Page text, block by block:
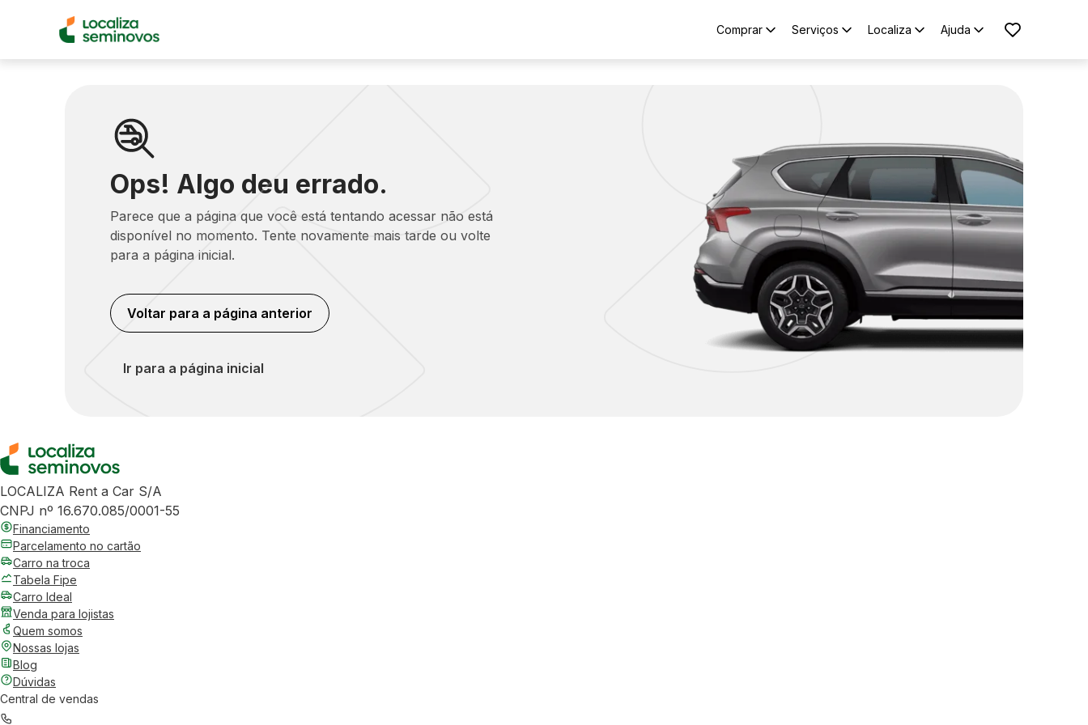
Comprar Serviços Localiza Ajuda
Ops! Algo deu errado.
Parece que a página que você está tentando acessar não está
disponível no momento. Tente novamente mais tarde ou volte
para a página inicial.
Voltar para a página anterior
Ir para a página inicial
LOCALIZA Rent a Car S/A
CNPJ nº 16.670.085/0001-55
Financiamento
Parcelamento no cartão
Carro na troca
Tabela Fipe
Carro Ideal
Venda para lojistas
Quem somos
Nossas lojas
Blog
Dúvidas
Central de vendas